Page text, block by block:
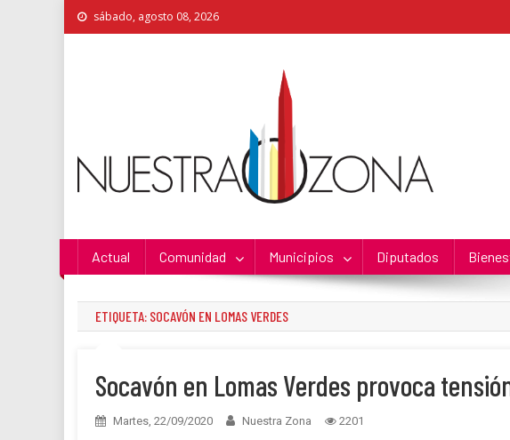
Skip
to
sábado, agosto 08, 2026
Actual Comunidad Municipios Diputados
ETIQUETA: SOCAVÓN EN LOMAS VERDES
Socavón en Lomas Verdes provoca
Martes, 22/09/2020 Nuestra Zona 2201